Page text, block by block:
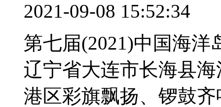
2021-09-08 15:52:34
第七届(2021)中国海洋
辽宁省大连市长海县
港区彩旗飘扬、锣鼓